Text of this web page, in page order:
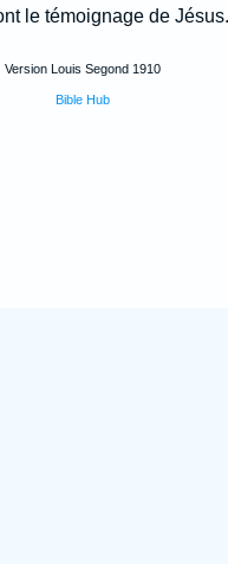
le témoignage de Jésus.
Version Louis Segond 1910
Bible Hub